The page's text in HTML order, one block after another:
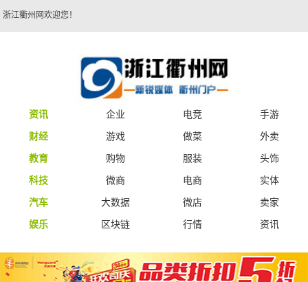
浙江衢州网欢迎您！
资讯 企业 电竞
手游
财经
游戏 做菜
外卖
教育
购物 服装
头饰
科技
微商 电商
实体
汽车
大数据 微店
卖家
娱乐
区块链 行情 资讯